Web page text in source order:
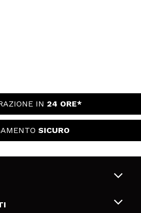
IN 24 ORE*
SICURO